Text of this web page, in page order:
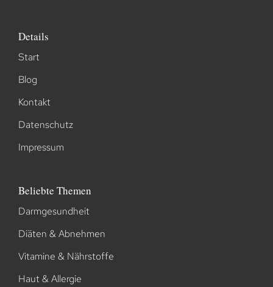
Details
Start
Blog
Kontakt
Datenschutz
Impressum
Beliebte Themen
Darmgesundheit
Diäten & Abnehmen
Vitamine & Nährstoffe
Haut & Allergie